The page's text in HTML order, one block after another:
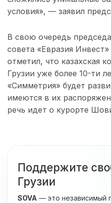
условия», — заявил
В свою очередь
совета «Евразия
отметил, что казахская
Грузии уже более 10-ти
«Симметрия» будет
имеются в их
речь идет о курорте
Поддержите
Грузии
SOVA — это независимый